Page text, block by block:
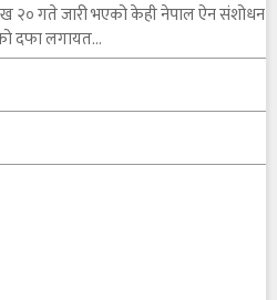
२० गते जारी भएको केही नेपाल ऐन संशोधन
दफा लगायत…